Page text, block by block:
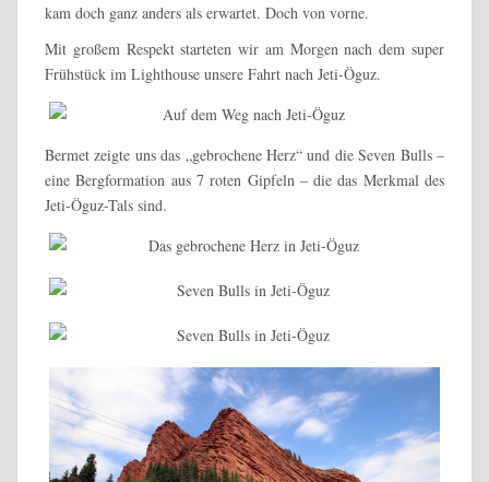
kam doch ganz anders als erwartet. Doch von vorne.
Mit großem Respekt starteten wir am Morgen nach dem super
Frühstück im Lighthouse unsere Fahrt nach Jeti-Öguz.
Bermet zeigte uns das „gebrochene Herz“ und die Seven Bulls –
eine Bergformation aus 7 roten Gipfeln – die das Merkmal des
Jeti-Öguz-Tals sind.